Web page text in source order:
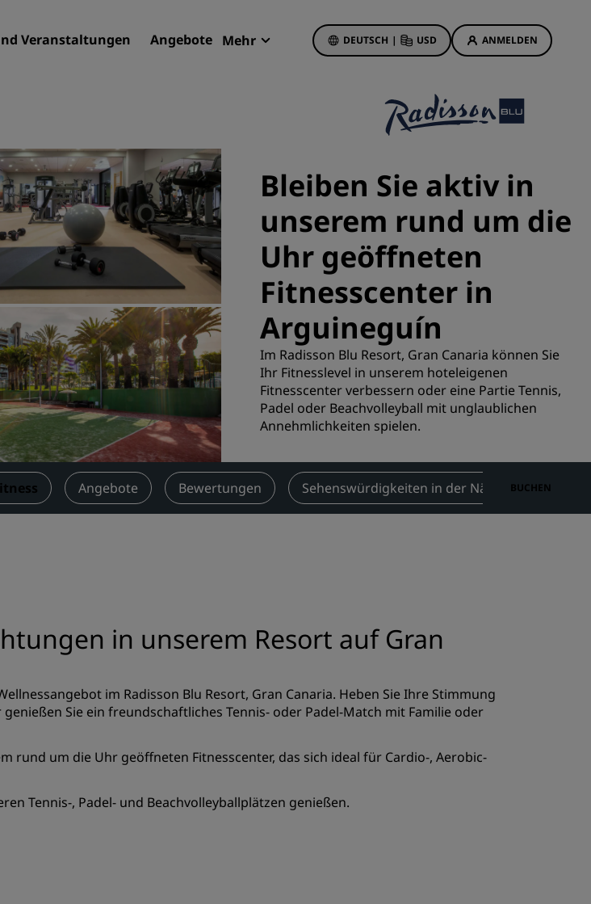
Veranstaltungen Angebote Mehr DEUTSCH | USD ANMELDEN
Reiseziele
Resorts
Serviced Apartments
Flughafenhotels
Neue und geplante Hotels
Tagungen und
Veranstaltungen
Entdecken Sie Radisson Meetings
Einen Meetingraum buchen
Fordern Sie ein Angebot an
Veranstaltungsorte
Branchenlösungen
Flüge suchen
Digitale Services
Hotelangebote
Bonus für die erste Buchung
Im Voraus buchen
Unsere Angebote anzeigen
Reisevorschläge
Familienfreundliche Hotels
Rad Pets
Hochzeitslocations
Nachhaltige Aufenthalte
Aufenthalte für Sportteams
Geschäftsreisender
Hotels im Stadtzentrum
Besuchen Sie unseren Blog
So verwenden Sie Punkte
Bleiben Sie aktiv in
unserem rund um die
Uhr geöffneten
Fitnesscenter in
Arguineguín
Im Radisson Blu Resort, Gran Canaria können Sie
Ihr Fitnesslevel in unserem hoteleigenen
Fitnesscenter verbessern oder eine Partie Tennis,
Padel oder Beachvolleyball mit unglaublichen
Annehmlichkeiten spielen.
Angebote Bewertungen Sehenswürdigkeiten in der Nähe Kontakt
BUCHEN
in unserem Resort auf Gran
im Radisson Blu Resort, Gran Canaria. Heben Sie Ihre Stimmung
Sie ein freundschaftliches Tennis- oder Padel-Match mit Familie oder
rund um die Uhr geöffneten Fitnesscenter, das sich ideal für Cardio-, Aerobic-
Tennis-, Padel- und Beachvolleyballplätzen genießen.